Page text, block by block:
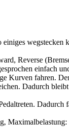
Reverse
einfach
Kurven fahren.
Dadurch
Dadurch